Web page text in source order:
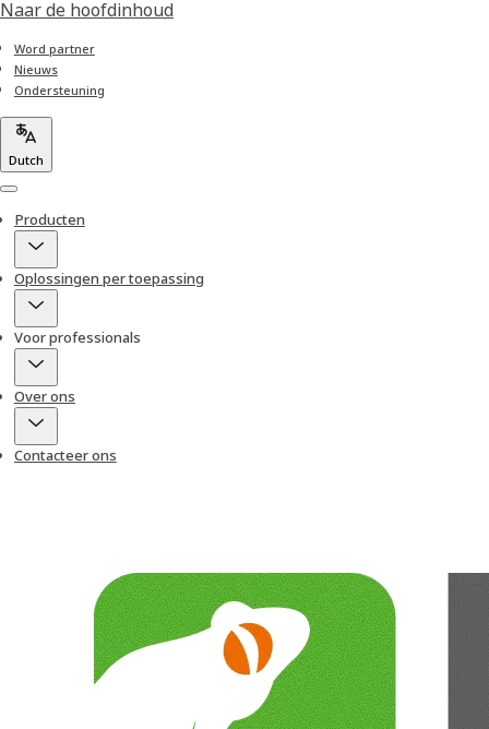
Naar de hoofdinhoud
Word partner
Nieuws
Ondersteuning
Dutch
Menu
Producten
Oplossingen per toepassing
Voor professionals
Over ons
Contacteer ons